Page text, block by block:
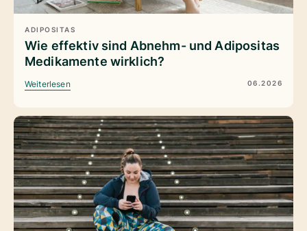
ADIPOSITAS
Wie effektiv sind Abnehm- und Adipositas
Medikamente wirklich?
Weiterlesen 06.2026